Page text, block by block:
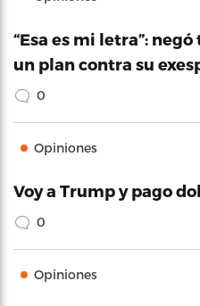
“Esa es mi letra”:
un plan contra su
0
Opiniones
Voy a Trump y pago
0
Opiniones